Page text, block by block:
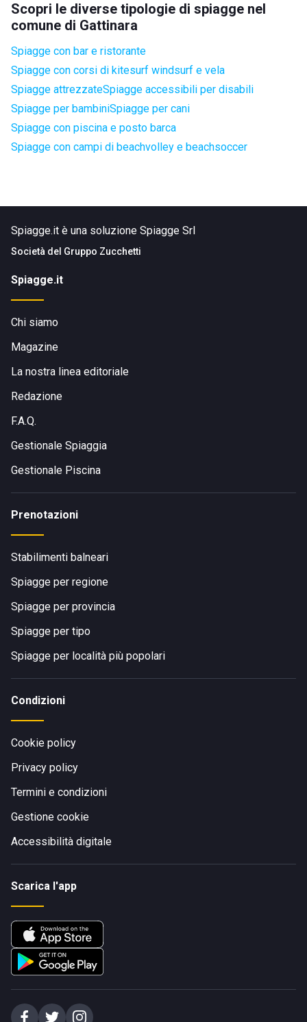
Scopri le diverse tipologie di spiagge nel
comune di Gattinara
Spiagge con bar e ristorante
Spiagge con corsi di kitesurf windsurf e vela
Spiagge attrezzateSpiagge accessibili per disabili
Spiagge per bambiniSpiagge per cani
Spiagge con piscina e posto barca
Spiagge con campi di beachvolley e beachsoccer
Spiagge.it è una soluzione Spiagge Srl
Società del Gruppo Zucchetti
Spiagge.it
Chi siamo
Magazine
La nostra linea editoriale
Redazione
F.A.Q.
Gestionale Spiaggia
Gestionale Piscina
Prenotazioni
Stabilimenti balneari
Spiagge per regione
Spiagge per provincia
Spiagge per tipo
Spiagge per località più popolari
Condizioni
Cookie policy
Privacy policy
Termini e condizioni
Gestione cookie
Accessibilità digitale
Scarica l'app